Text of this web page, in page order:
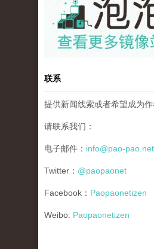
联系
提供新闻线索或者希望成为作
请联系我们：
电子邮件： info@pao-pao.net
Twitter： @paopaonet
Facebook： Paopaonetizen
Weibo: Paopaonetizen